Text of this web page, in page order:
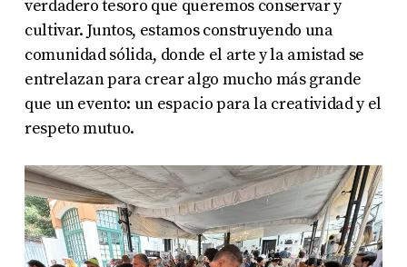
verdadero tesoro que queremos conservar y
cultivar. Juntos, estamos construyendo una
comunidad sólida, donde el arte y la amistad se
entrelazan para crear algo mucho más grande
que un evento: un espacio para la creatividad y el
respeto mutuo.